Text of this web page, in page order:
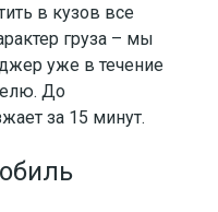
в кузов все
груза – мы
уже в течение
До
за 15 минут.